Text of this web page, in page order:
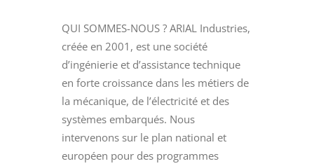
QUI SOMMES-NOUS ? ARIAL Industries,
créée en 2001, est une société
d’ingénierie et d’assistance technique
en forte croissance dans les métiers de
la mécanique, de l’électricité et des
systèmes embarqués. Nous
intervenons sur le plan national et
européen pour des programmes